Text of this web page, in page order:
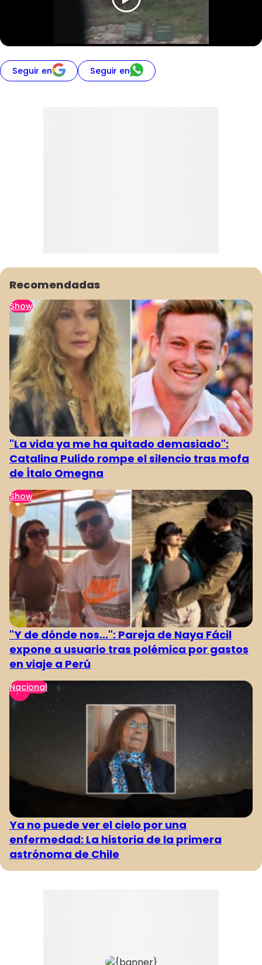
Seguir en Seguir en
Recomendadas
Show
"La vida ya me ha quitado demasiado":
Catalina Pulido rompe el silencio tras mofa
de Ítalo Omegna
Show
"Y de dónde nos...": Pareja de Naya Fácil
expone a usuario tras polémica por gastos
en viaje a Perú
Nacional
Ya no puede ver el cielo por una
enfermedad: La historia de la primera
astrónoma de Chile